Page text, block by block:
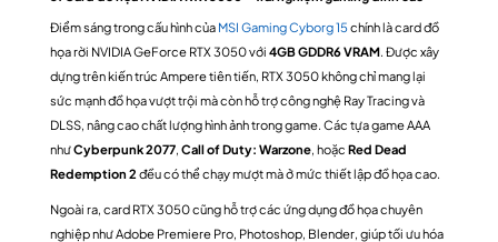
Điểm sáng trong cấu hình của MSI Gaming Cyborg 15chính là card đồ
họa rời NVIDIA GeForce RTX 3050 với 4GB GDDR6 VRAM . Được xây
dựng trên kiến trúc Ampere tiên tiến, RTX 3050 không chỉ mang lại
sức mạnh đồ họa vượt trội mà còn hỗ trợ công nghệ Ray Tracing và
DLSS, nâng cao chất lượng hình ảnh trong game. Các tựa game AAA
nhưCyberpunk 2077 Call of Duty: Warzone , hoặc Red Dead
Redemption 2 đều có thể chạy mượt mà ở mức thiết lập đồ họa cao.
Ngoài ra, card RTX 3050 cũng hỗ trợ các ứng dụng đồ họa chuyên
nghiệp như Adobe Premiere Pro, Photoshop, Blender, giúp tối ưu hóa